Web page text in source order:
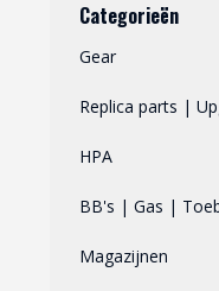
Categorieën
Gear
Replica parts |
HPA
BB's | Gas |
Magazijnen